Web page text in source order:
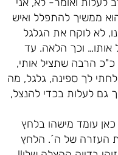
ממשיך להתפלל ואיש
לא לוקח את הגלגל
אותו… וכך הלאה. עד
הרבה שתציל אותי,
לך ספינה, גלגל, מה
גם לעלות בכדי להנצל,
עומד מישהו בלחץ
העזרה של ה´. הלחץ